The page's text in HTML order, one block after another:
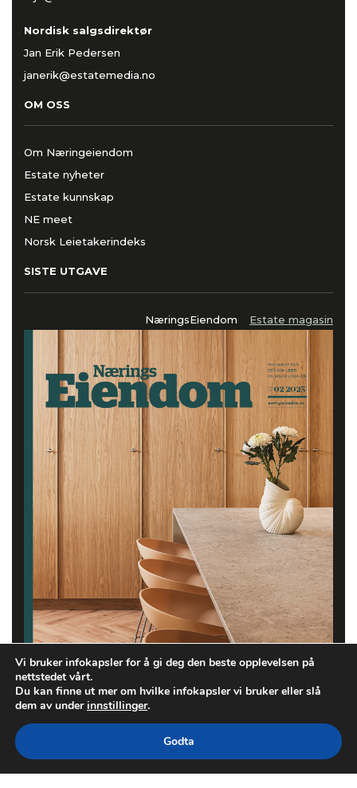
Nordisk salgsdirektør
Jan Erik Pedersen
janerik@estatemedia.no
OM OSS
Om Næringeiendom
Estate nyheter
Estate kunnskap
NE meet
Norsk Leietakerindeks
SISTE UTGAVE
NæringsEiendom Estate magasin
Vi bruker infokapsler for å gi deg den beste opplevelsen på
nettstedet vårt.
Du kan finne ut mer om hvilke infokapsler vi bruker eller slå
dem av underinnstillinger.
Godta